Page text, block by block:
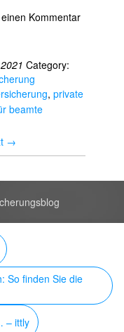
Kommentar
Category:
, private
beamte
→
So finden Sie die
– ittly